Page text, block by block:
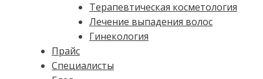
Терапевтическая косметология
Лечение выпадения волос
Гинекология
Прайс
Специалисты